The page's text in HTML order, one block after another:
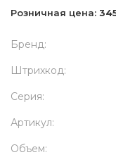
Розничная цена:
Бренд:
Штрихкод:
Серия:
Артикул:
Объем: